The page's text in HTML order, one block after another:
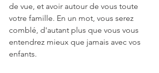
de vue, et avoir autour de vous toute
votre famille. En un mot, vous serez
comblé, d'autant plus que vous vous
entendrez mieux que jamais avec vos
enfants.